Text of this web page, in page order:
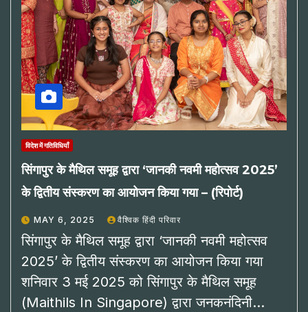
विदेश में गतिविधियाँ
सिंगापुर के मैथिल समूह द्वारा ‘जानकी नवमी महोत्सव 2025’
के द्वितीय संस्करण का आयोजन किया गया – (रिपोर्ट)
MAY 6, 2025 वैश्विक हिंदी परिवार
सिंगापुर के मैथिल समूह द्वारा ‘जानकी नवमी महोत्सव
2025’ के द्वितीय संस्करण का आयोजन किया गया
शनिवार 3 मई 2025 को सिंगापुर के मैथिल समूह
(Maithils In Singapore) द्वारा जनकनंदिनी…